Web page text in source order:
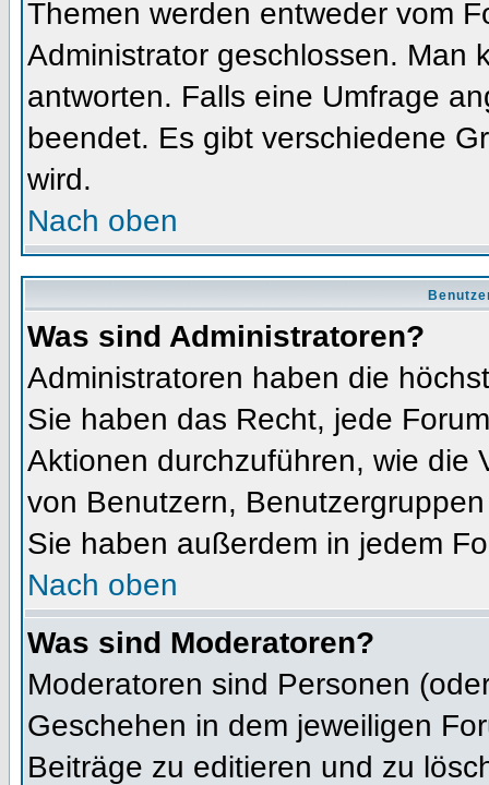
Themen werden entweder vom
Administrator geschlossen. Man
antworten. Falls eine Umfrage
beendet. Es gibt verschiedene
wird.
Nach oben
Was sind Administratoren?
Administratoren haben die
Sie haben das Recht, jede
Aktionen durchzuführen, wie die
von Benutzern,
Sie haben außerdem in jedem
Nach oben
Was sind Moderatoren?
Moderatoren sind Personen
Geschehen in dem jeweiligen
Beiträge zu editieren und zu